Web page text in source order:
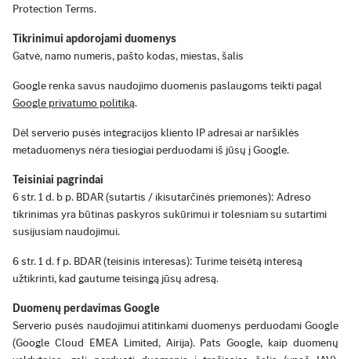
Protection Terms.
Tikrinimui apdorojami duomenys
Gatvė, namo numeris, pašto kodas, miestas, šalis
Google renka savus naudojimo duomenis paslaugoms teikti pagal
Google privatumo politiką.
Dėl serverio pusės integracijos kliento IP adresai ar naršiklės
metaduomenys nėra tiesiogiai perduodami iš jūsų į Google.
Teisiniai pagrindai
6 str. 1 d. b p. BDAR (sutartis / ikisutarčinės priemonės): Adreso
tikrinimas yra būtinas paskyros sukūrimui ir tolesniam su sutartimi
susijusiam naudojimui.
6 str. 1 d. f p. BDAR (teisinis interesas): Turime teisėtą interesą
užtikrinti, kad gautume teisingą jūsų adresą.
Duomenų perdavimas Google
Serverio pusės naudojimui atitinkami duomenys perduodami Google
(Google Cloud EMEA Limited, Airija). Pats Google, kaip duomenų